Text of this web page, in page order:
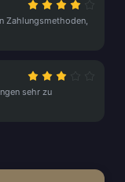
Zahlungsmethoden,
sehr zu